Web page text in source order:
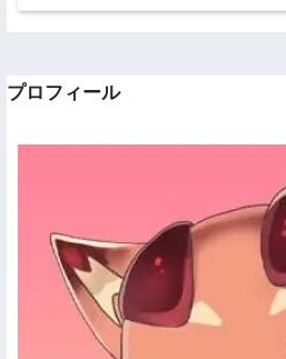
プロフィール